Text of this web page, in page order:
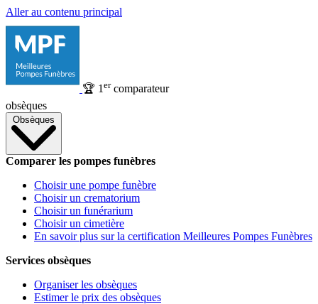
Aller au contenu principal
🏆 1 ercomparateur
obsèques
Obsèques
Comparer les pompes funèbres
Choisir une pompe funèbre
Choisir un crematorium
Choisir un funérarium
Choisir un cimetière
En savoir plus sur la certification Meilleures Pompes Funèbres
Services obsèques
Organiser les obsèques
Estimer le prix des obsèques